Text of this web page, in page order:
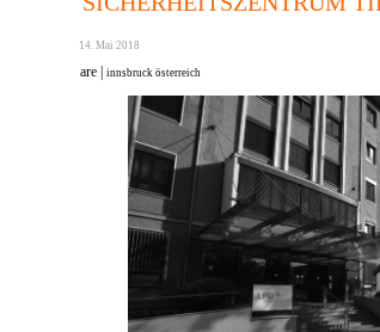
14. Mai 2018
are | innsbruck österreich